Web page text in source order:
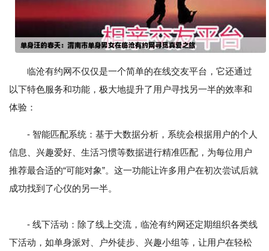
临沧有约网不仅仅是一个简单的在线交友平台，它还通过
以下特色服务和功能，极大地提升了用户寻找另一半的效率和
体验：
- 智能匹配系统：基于大数据分析，系统会根据用户的个人
信息、兴趣爱好、生活习惯等数据进行精准匹配，为每位用户
推荐最合适的“可能对象”。这一功能让许多用户在初次尝试后就
成功找到了心仪的另一半。
- 线下活动：除了线上交流，临沧有约网还定期组织各类线
下活动，如单身派对、户外徒步、兴趣小组等，让用户在轻松